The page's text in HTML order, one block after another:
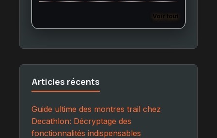
Voir tout
Articles récents
Guide ultime des montres trail chez
Decathlon: Décryptage des
fonctionnalités indispensables